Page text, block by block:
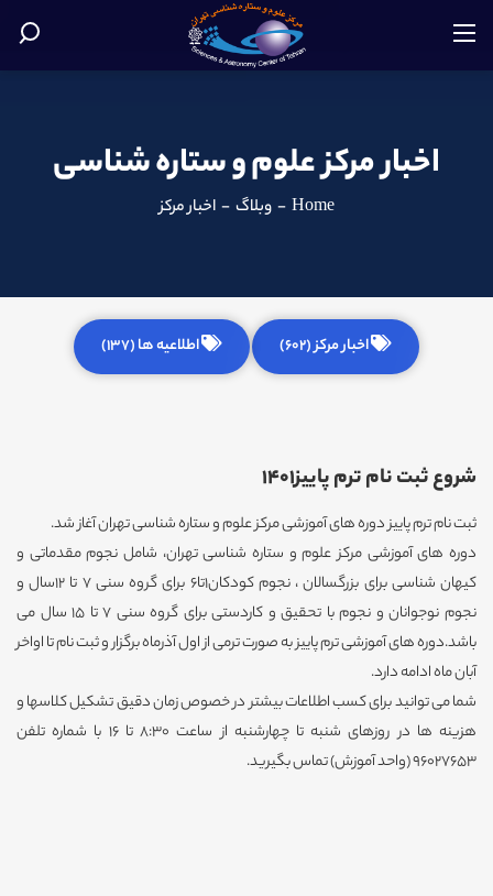
اخبار مرکز علوم و ستاره شناسی
Home
- وبلاگ - اخبار مرکز
اخبار مرکز (602) اطلاعیه ها (137)
شروع ثبت نام ترم پاییز1401
ثبت نام ترم پاییز دوره های آموزشی مرکز علوم و ستاره شناسی تهران آغاز شد.
دوره های آموزشی مرکز علوم و ستاره شناسی تهران، شامل نجوم مقدماتی و
کیهان شناسی برای بزرگسالان ، نجوم کودکان1تا6 برای گروه سنی 7 تا 12سال و
نجوم نوجوانان و نجوم با تحقیق و کاردستی برای گروه سنی 7 تا 15 سال می
باشد.دوره های آموزشی ترم پاییز به صورت ترمی از اول آذرماه برگزار و ثبت نام تا اواخر
آبان ماه ادامه دارد.
شما می توانید برای کسب اطلاعات بیشتر در خصوص زمان دقیق تشکیل کلاسها و
هزینه ها در روزهای شنبه تا چهارشنبه از ساعت 8:30 تا 16 با شماره تلفن
96027653 (واحد آموزش) تماس بگیرید.